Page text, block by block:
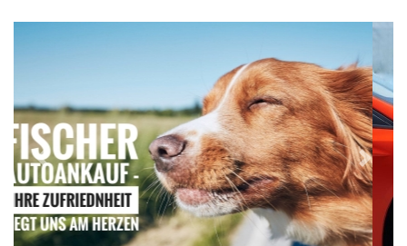
Previous Next